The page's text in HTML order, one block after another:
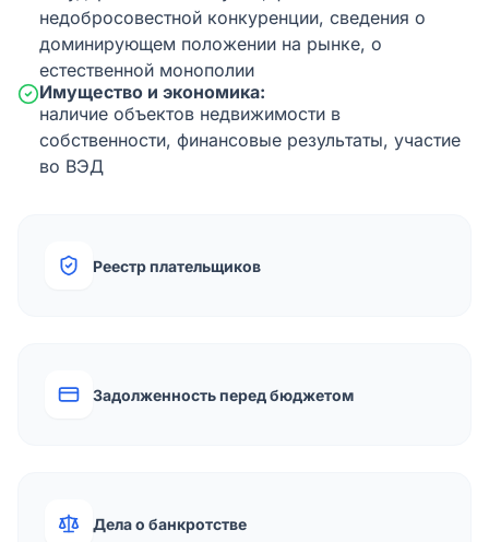
недобросовестной конкуренции, сведения о
доминирующем положении на рынке, о
естественной монополии
Имущество и экономика:
наличие объектов недвижимости в
собственности, финансовые результаты, участие
во ВЭД
Реестр плательщиков
Задолженность перед бюджетом
Дела о банкротстве